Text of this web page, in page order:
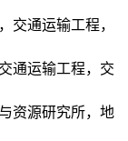
交通运输工程，
通运输工程，交
资源研究所，地